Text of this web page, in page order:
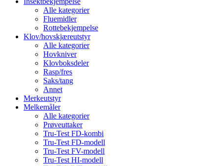
Alle kategorier
Fluemidler
Rottebekjempelse
Klov/hovskjæreutstyr
Alle kategorier
Hovkniver
Klovboksdeler
Rasp/fres
Saks/tang
Annet
Merkeutstyr
Melkemåler
Alle kategorier
Prøveuttaker
Tru-Test FD-kombi
Tru-Test FD-modell
Tru-Test FV-modell
Tru-Test HI-modell